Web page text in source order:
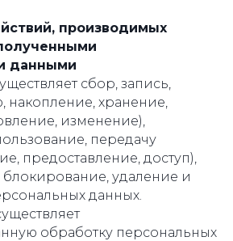
производимых
данными
сбор, запись,
накопление, хранение,
изменение),
передачу
предоставление, доступ),
удаление и
данных.
обработку персональных